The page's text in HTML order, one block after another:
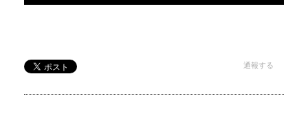
通報する